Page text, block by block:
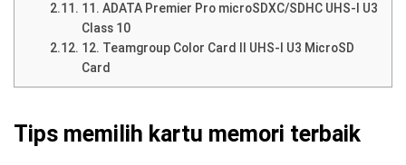
11. ADATA Premier Pro microSDXC/SDHC UHS-I U3
Class 10
12. Teamgroup Color Card II UHS-I U3 MicroSD
Card
Tips memilih kartu memori terbaik